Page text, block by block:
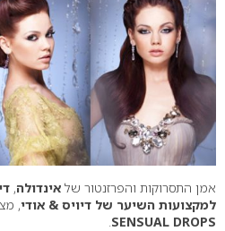
אמן התסרוקות והפרזנטור של אינדולה,
למקצועות השיער של דיויס & אודי,
SENSUAL DROPS
.